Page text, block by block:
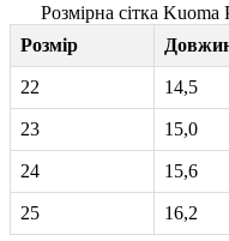
Розмірна сітка
Розмір
22 14,5
23 15,0
24 15,6
25 16,2